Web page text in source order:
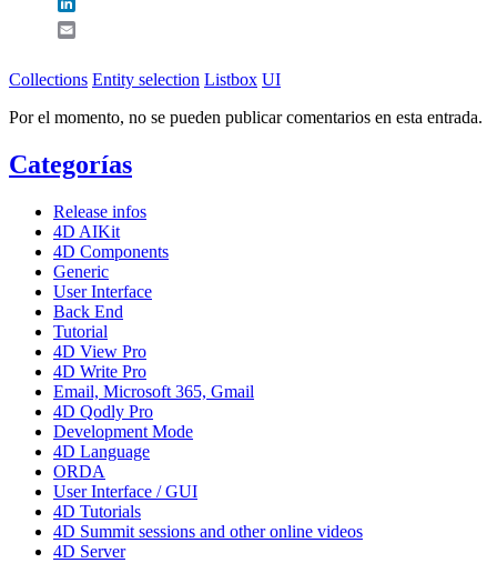
Collections Entity selection Listbox UI
Por el momento, no se pueden publicar comentarios en esta entrada.
Categorías
Release infos
4D AIKit
4D Components
Generic
User Interface
Back End
Tutorial
4D View Pro
4D Write Pro
Email, Microsoft 365, Gmail
4D Qodly Pro
Development Mode
4D Language
ORDA
User Interface / GUI
4D Tutorials
4D Summit sessions and other online videos
4D Server